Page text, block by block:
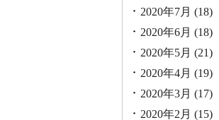
2020年7月 (18)
2020年6月 (18)
2020年5月 (21)
2020年4月 (19)
2020年3月 (17)
2020年2月 (15)